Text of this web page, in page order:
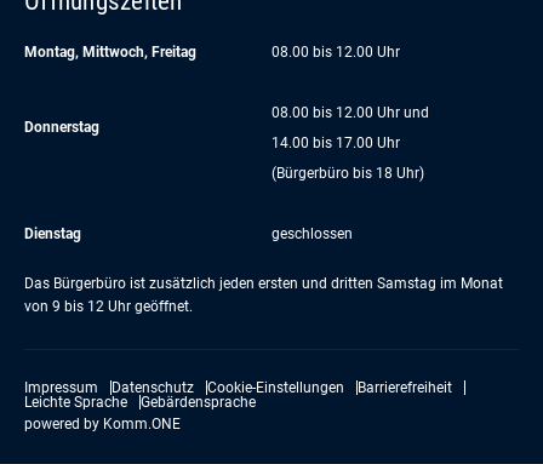
Montag, Mittwoch, Freitag 08.00 bis 12.00 Uhr
Donnerstag
08.00 bis 12.00 Uhr und
14.00 bis 17.00 Uhr
(Bürgerbüro bis 18 Uhr)
Dienstag geschlossen
Das Bürgerbüro ist zusätzlich jeden ersten und dritten Samstag im Monat
von 9 bis 12 Uhr geöffnet.
Impressum Datenschutz Cookie-Einstellungen
Barrierefreiheit
Leichte Sprache
Gebärdensprache
powered by Komm.ONE